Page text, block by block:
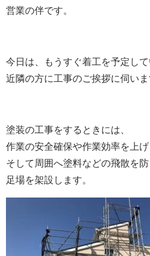
営業の伴です。
今日は、もうすぐ着工を予定して
近隣の方に工事のご挨拶に伺いま
塗装の工事をするときには、
作業の安全確保や作業効率を上げ
そして周囲へ塗料などの飛散を
足場を架設します。